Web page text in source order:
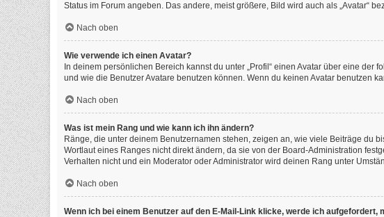
Status im Forum angeben. Das andere, meist größere, Bild wird auch als „Avatar“
Nach oben
Wie verwende ich einen Avatar?
In deinem persönlichen Bereich kannst du unter „Profil“ einen Avatar über eine
und wie die Benutzer Avatare benutzen können. Wenn du keinen Avatar benutzen
Nach oben
Was ist mein Rang und wie kann ich ihn ändern?
Ränge, die unter deinem Benutzernamen stehen, zeigen an, wie viele Beiträge du
Wortlaut eines Ranges nicht direkt ändern, da sie von der Board-Administration
Verhalten nicht und ein Moderator oder Administrator wird deinen Rang unter
Nach oben
Wenn ich bei einem Benutzer auf den E-Mail-Link klicke, werde ich aufgefordert,